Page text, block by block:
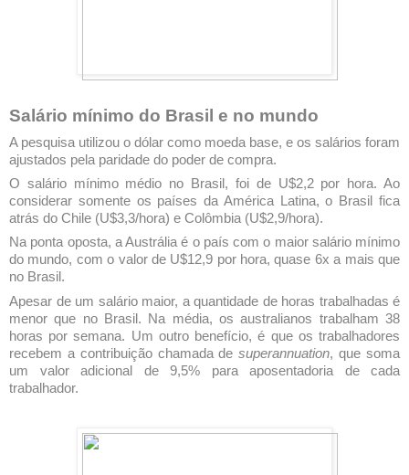
Salário mínimo do Brasil e no mundo
A pesquisa utilizou o dólar como moeda base, e os salários foram
ajustados pela paridade do poder de compra.
O salário mínimo médio no Brasil, foi de U$2,2 por hora. Ao
considerar somente os países da América Latina, o Brasil fica
atrás do Chile (U$3,3/hora) e Colômbia (U$2,9/hora).
Na ponta oposta, a Austrália é o país com o maior salário mínimo
do mundo, com o valor de U$12,9 por hora, quase 6x a mais que
no Brasil.
Apesar de um salário maior, a quantidade de horas trabalhadas é
menor que no Brasil. Na média, os australianos trabalham 38
horas por semana. Um outro benefício, é que os trabalhadores
recebem a contribuição chamada desuperannuation, que soma
um valor adicional de 9,5% para aposentadoria de cada
trabalhador.